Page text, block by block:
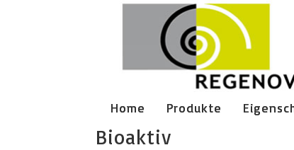
Home Produkte
Bioaktiv